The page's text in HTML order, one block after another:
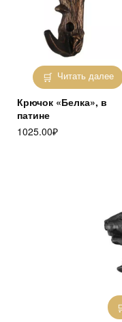
Читать далее
Крючок «Белка», в
патине
1025.00₽